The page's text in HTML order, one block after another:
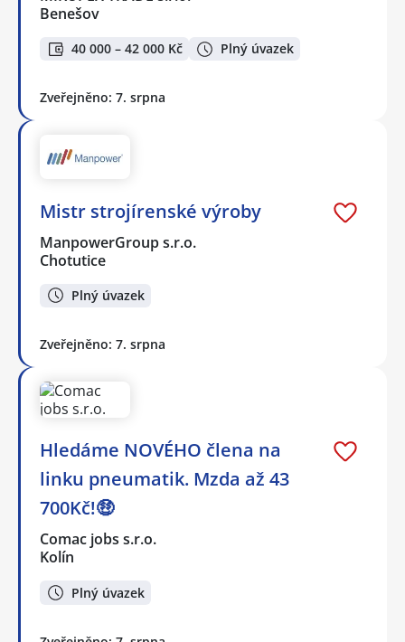
Benešov
40 000 – 42 000 Kč Plný úvazek
Zveřejněno: 7. srpna
Mistr strojírenské výroby
ManpowerGroup s.r.o.
Chotutice
Plný úvazek
Zveřejněno: 7. srpna
Hledáme NOVÉHO člena na
linku pneumatik. Mzda až 43
700Kč!🤑
Comac jobs s.r.o.
Kolín
Plný úvazek